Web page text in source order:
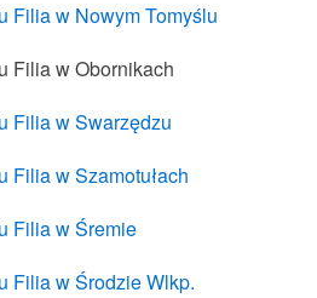
Filia w Nowym Tomyślu
Filia w Obornikach
Filia w Swarzędzu
Filia w Szamotułach
Filia w Śremie
Filia w Środzie Wlkp.